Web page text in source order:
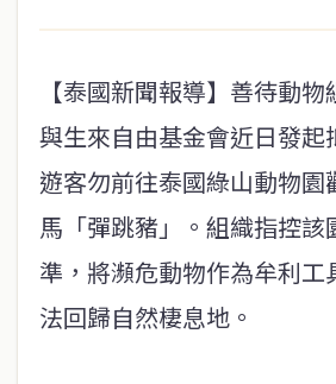
【泰國新聞報導】善待動物
與生來自由基金會近日發起
遊客勿前往泰國綠山動物園
馬「彈跳豬」。組織指控該
準，將瀕危動物作為牟利工
法回歸自然棲息地。